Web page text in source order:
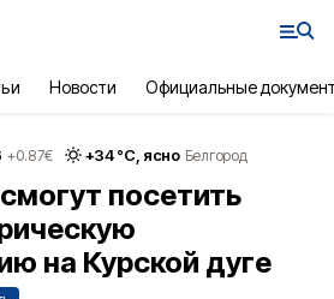
Новости Официальные
+0.87€ +34°С, ясно Белгород
посетить
на Курской дуге